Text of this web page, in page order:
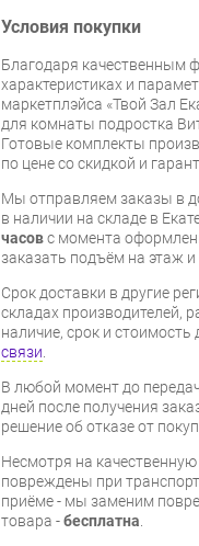
Условия покупки
Благодаря качественным
характеристиках и
маркетплэйса «Твой Зал
для комнаты подростка
Готовые комплекты
по цене со скидкой и
Мы отправляем заказы в
в наличии на складе в
часовс момента
заказать подъём на этаж
Срок доставки в другие
складах производителей,
наличие, срок и
связи.
В любой момент до
дней после получения
решение об отказе от
Несмотря на
повреждены при
приёме - мы заменим
товара -бесплатна.